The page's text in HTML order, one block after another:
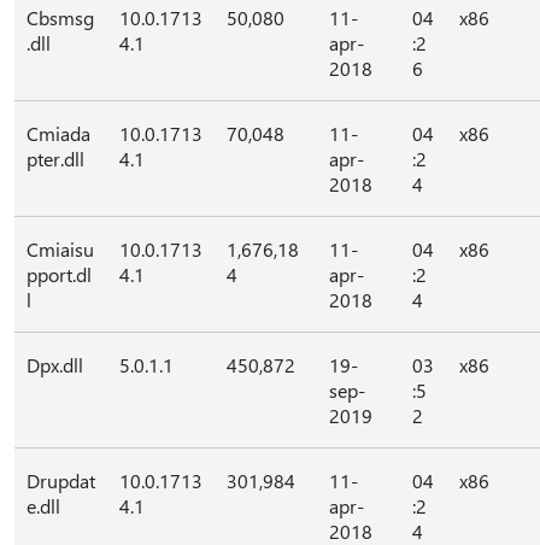
Cbsmsg
.dll
10.0.1713
4.1
50,080
11-
apr-
2018
04
:2
6
x86
Cmiada
pter.dll
10.0.1713
4.1
70,048
11-
apr-
2018
04
:2
4
x86
Cmiaisu
pport.dl
l
10.0.1713
4.1
1,676,18
4
11-
apr-
2018
04
:2
4
x86
Dpx.dll 5.0.1.1 450,872
19-
sep-
2019
03
:5
2
x86
Drupdat
e.dll
10.0.1713
4.1
301,984
11-
apr-
2018
04
:2
4
x86